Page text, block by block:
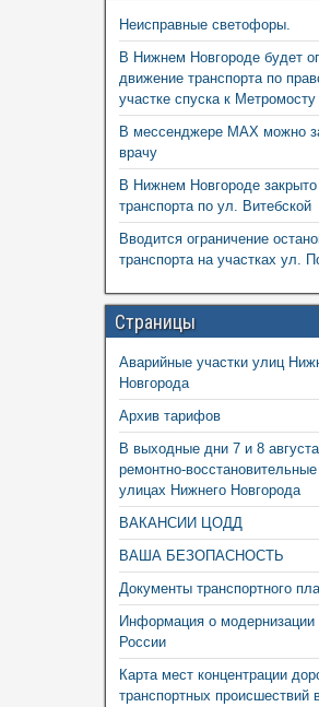
Неисправные светофоры.
В Нижнем Новгороде будет
движение транспорта по
участке спуска к Метромосту
В мессенджере MAX можно
врачу
В Нижнем Новгороде
транспорта по ул. Витебской
Вводится ограничение
транспорта на участках ул.
Страницы
Аварийные участки улиц
Новгорода
Архив тарифов
В выходные дни 7 и 8
ремонтно-
улицах Нижнего Новгорода
ВАКАНСИИ ЦОДД
ВАША БЕЗОПАСНОСТЬ
Документы транспортного
Информация о модернизации
России
Карта мест концентрации
транспортных происшествий